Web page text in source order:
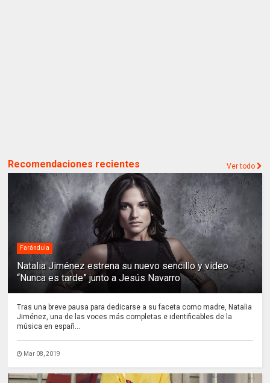
Recomendaciones recientes Ver todo
Farándula
Natalia Jiménez estrena su nuevo sencillo y video
“Nunca es tarde” junto a Jesús Navarro
Tras una breve pausa para dedicarse a su faceta como madre, Natalia
Jiménez, una de las voces más completas e identificables de la
música en españ...
Mar 08, 2019